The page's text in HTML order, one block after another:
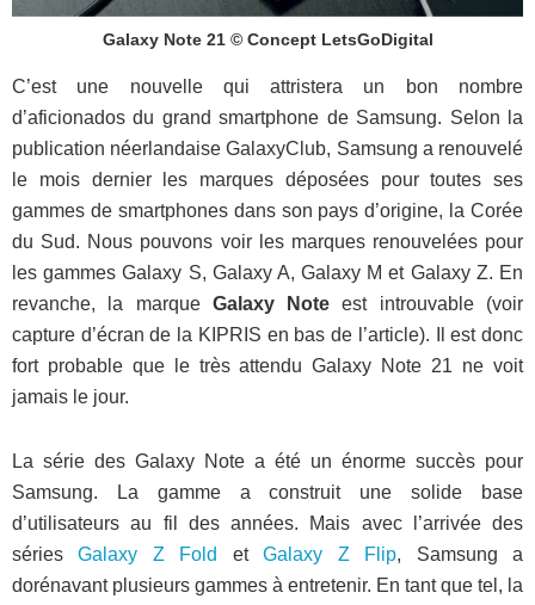
Galaxy Note 21 © Concept LetsGoDigital
C’est une nouvelle qui attristera un bon nombre
d’aficionados du grand smartphone de Samsung. Selon la
publication néerlandaise GalaxyClub, Samsung a renouvelé
le mois dernier les marques déposées pour toutes ses
gammes de smartphones dans son pays d’origine, la Corée
du Sud. Nous pouvons voir les marques renouvelées pour
les gammes Galaxy S, Galaxy A, Galaxy M et Galaxy Z. En
revanche, la marque Galaxy Note est introuvable (voir
capture d’écran de la KIPRIS en bas de l’article). Il est donc
fort probable que le très attendu Galaxy Note 21 ne voit
jamais le jour.
La série des Galaxy Note a été un énorme succès pour
Samsung. La gamme a construit une solide base
d’utilisateurs au fil des années. Mais avec l’arrivée des
sériesGalaxy Z Fold etGalaxy Z Flip, Samsung a
dorénavant plusieurs gammes à entretenir. En tant que tel, la